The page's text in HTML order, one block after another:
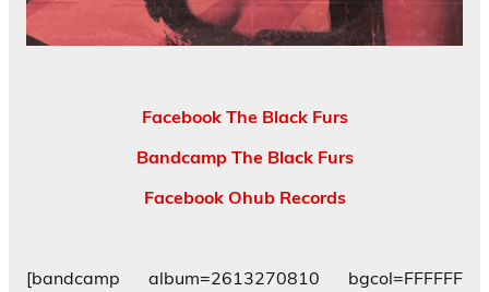
Facebook The Black Furs
Bandcamp The Black Furs
Facebook Ohub Records
[bandcamp album=2613270810 bgcol=FFFFFF